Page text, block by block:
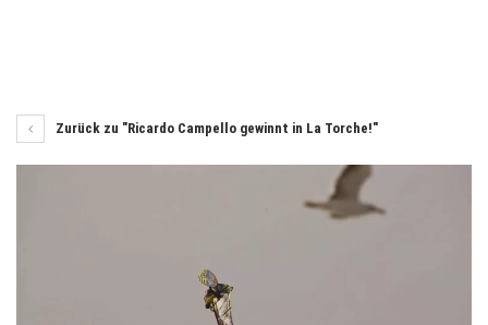
Zurück zu "Ricardo Campello gewinnt in La Torche!"